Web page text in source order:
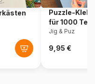
48 cm
Puzzle-
für 1000
Jig & Puz